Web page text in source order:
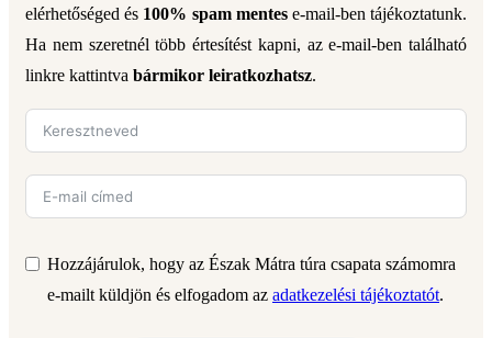
elérhetőséged és 100% spam mentese-mail-ben tájékoztatunk.
Ha nem szeretnél több értesítést kapni, az e-mail-ben található
linkre kattintva bármikor leiratkozhatsz.
Hozzájárulok, hogy az Észak Mátra túra csapata számomra
e-mailt küldjön és elfogadom az adatkezelési tájékoztatót.